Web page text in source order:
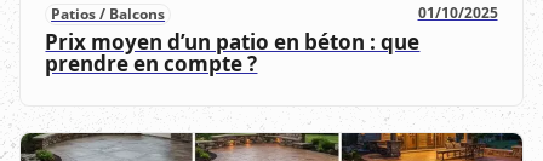
Patios / Balcons 01/10/2025
Prix moyen d’un patio en béton : que
prendre en compte ?